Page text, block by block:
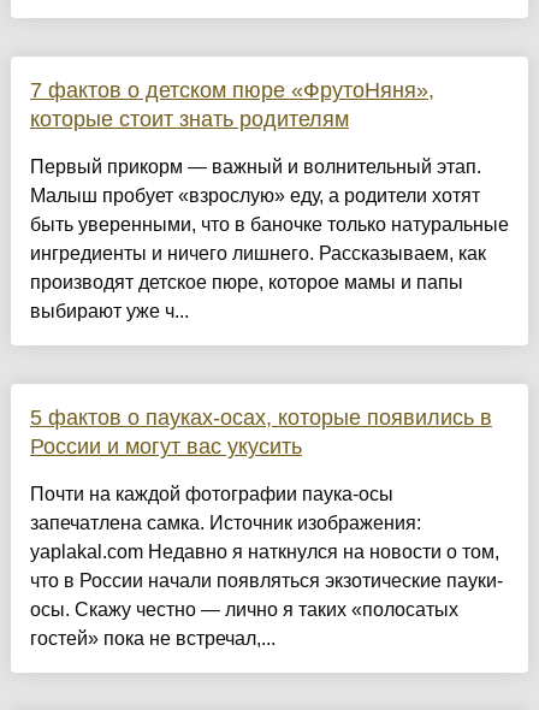
7 фактов о детском пюре «ФрутоНяня»,
которые стоит знать родителям
Первый прикорм — важный и волнительный этап.
Малыш пробует «взрослую» еду, а родители хотят
быть уверенными, что в баночке только натуральные
ингредиенты и ничего лишнего. Рассказываем, как
производят детское пюре, которое мамы и папы
выбирают уже ч...
5 фактов о пауках-осах, которые появились в
России и могут вас укусить
Почти на каждой фотографии паука-осы
запечатлена самка. Источник изображения:
yaplakal.com Недавно я наткнулся на новости о том,
что в России начали появляться экзотические пауки-
осы. Скажу честно — лично я таких «полосатых
гостей» пока не встречал,...